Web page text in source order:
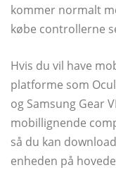
kommer normalt
købe controllerne
Hvis du vil have
platforme som
og Samsung Gear
mobillignende
så du kan
enheden på